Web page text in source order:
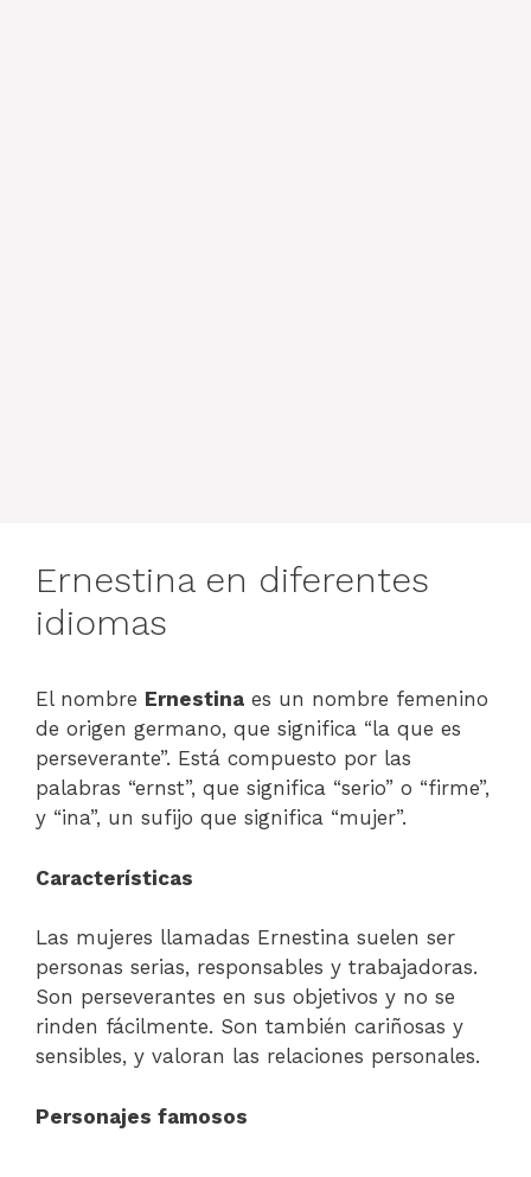
Ernestina en diferentes
idiomas
El nombre Ernestina es un nombre femenino
de origen germano, que significa “la que es
perseverante”. Está compuesto por las
palabras “ernst”, que significa “serio” o “firme”,
y “ina”, un sufijo que significa “mujer”.
Características
Las mujeres llamadas Ernestina suelen ser
personas serias, responsables y trabajadoras.
Son perseverantes en sus objetivos y no se
rinden fácilmente. Son también cariñosas y
sensibles, y valoran las relaciones personales.
Personajes famosos